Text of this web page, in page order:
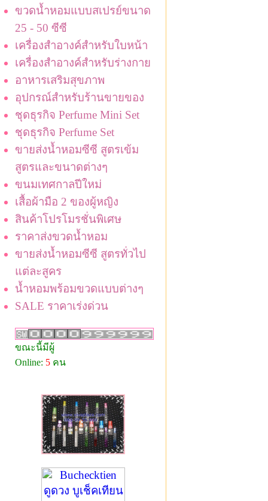
ขวดน้ำหอมแบบสเปรย์ขนาด
25 - 50 ซีซี
เครื่องสำอางค์สำหรับใบหน้า
เครื่องสำอางค์สำหรับร่างกาย
อาหารเสริมสุขภาพ
อุปกรณ์สำหรับร้านขายของ
ชุดธุรกิจ Perfume Mini Set
ชุดธุรกิจ Perfume Set
ขายส่งน้ำหอมซีซี สูตรเข้ม
สูตรและขนาดต่างๆ
ขนมเทศกาลปีใหม่
เสื้อผ้ามือ 2 ของผู้หญิง
สินค้าโปรโมรชั่นพิเศษ
ราคาส่งขวดน้ำหอม
ขายส่งน้ำหอมซีซี สูตรทั่วไป
แต่ละสูคร
น้ำหอมพร้อมขวดแบบต่างๆ
SALE ราคาเร่งด่วน
ขณะนี้มีผู้
Online: 5 คน